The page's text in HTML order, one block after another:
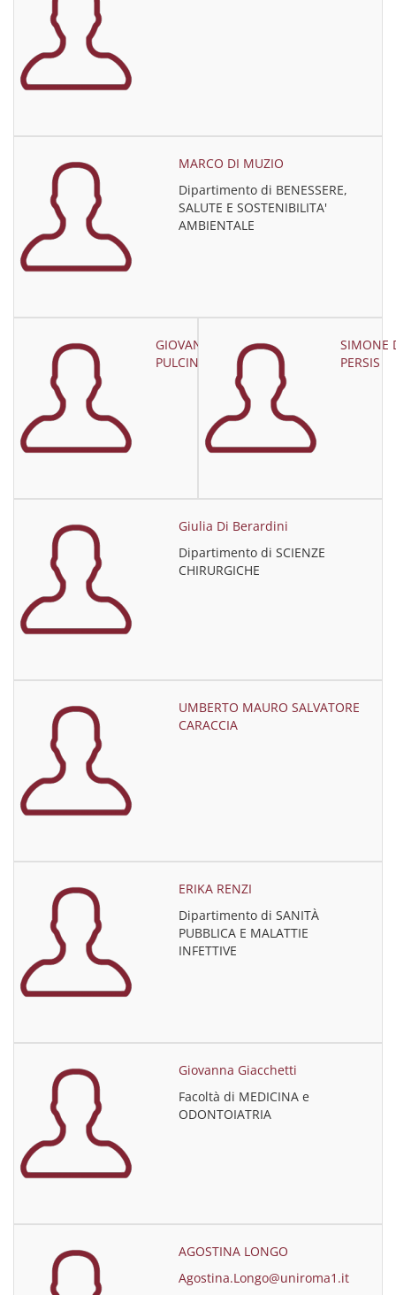
MARCO DI MUZIO
Dipartimento di BENESSERE,
SALUTE E SOSTENIBILITA'
AMBIENTALE
GIOVANNA
PULCINELLI
SIMONE
PERSIS
Giulia Di Berardini
Dipartimento di SCIENZE
CHIRURGICHE
UMBERTO MAURO SALVATORE
CARACCIA
ERIKA RENZI
Dipartimento di SANITÀ
PUBBLICA E MALATTIE
INFETTIVE
Giovanna Giacchetti
Facoltà di MEDICINA e
ODONTOIATRIA
AGOSTINA LONGO
Agostina.Longo@uniroma1.it